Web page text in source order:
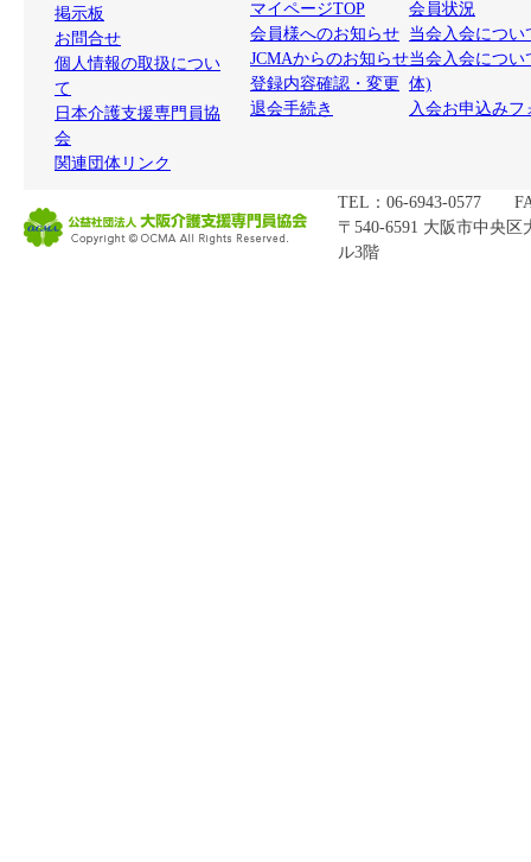
掲示板
お問合せ
個人情報の取扱につい
て
日本介護支援専門員協
会
関連団体リンク
マイページTOP
会員様へのお知らせ
JCMAからのお知らせ
登録内容確認・変更
退会手続き
会員状況
当会入会につい
当会入会につい
体)
入会お申込みフ
TEL：06-6943-0577
〒540-6591 大阪市中央
ル3階